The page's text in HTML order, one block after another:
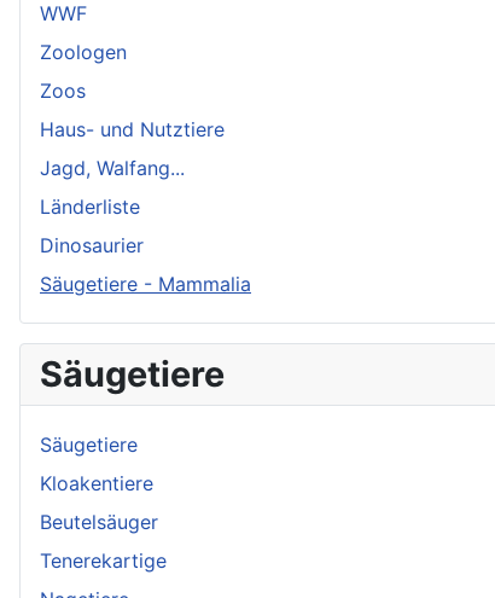
WWF
Zoologen
Zoos
Haus- und Nutztiere
Jagd, Walfang...
Länderliste
Dinosaurier
Säugetiere - Mammalia
Säugetiere
Säugetiere
Kloakentiere
Beutelsäuger
Tenerekartige